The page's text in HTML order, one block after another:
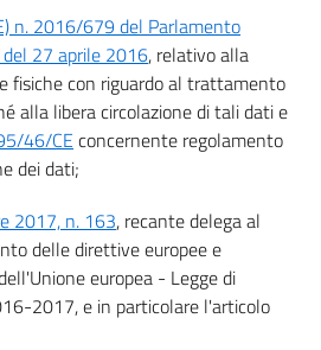
dei dati personali
n. 2016/679 del Parlamento
del 27 aprile 2016, relativo alla
fisiche con riguardo al trattamento
alla libera circolazione di tali dati e
46/CE concernente regolamento
dei dati;
2017, n. 163, recante delega al
delle direttive europee e
europea - Legge di
2017, e in particolare l'articolo